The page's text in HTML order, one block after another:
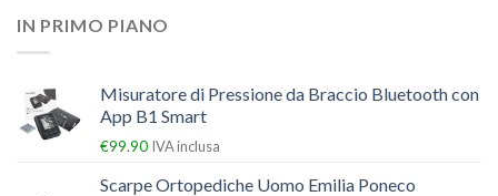
IN PRIMO PIANO
Misuratore di Pressione da Braccio Bluetooth con
App B1 Smart
€99.90 IVA inclusa
Scarpe Ortopediche Uomo Emilia Poneco